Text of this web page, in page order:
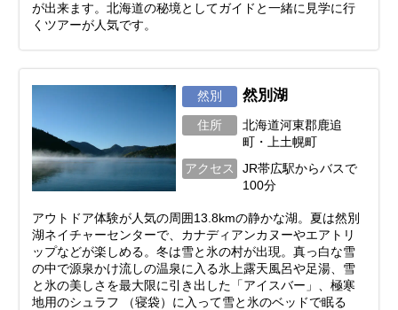
が出来ます。北海道の秘境としてガイドと一緒に見学に行
くツアーが人気です。
然別 然別湖
住所
北海道河東郡鹿追
町・上土幌町
アクセス
JR帯広駅からバスで
100分
アウトドア体験が人気の周囲13.8kmの静かな湖。夏は然別
湖ネイチャーセンターで、カナディアンカヌーやエアトリ
ップなどが楽しめる。冬は雪と氷の村が出現。真っ白な雪
の中で源泉かけ流しの温泉に入る氷上露天風呂や足湯、雪
と氷の美しさを最大限に引き出した「アイスバー」、極寒
地用のシュラフ （寝袋）に入って雪と氷のベッドで眠る